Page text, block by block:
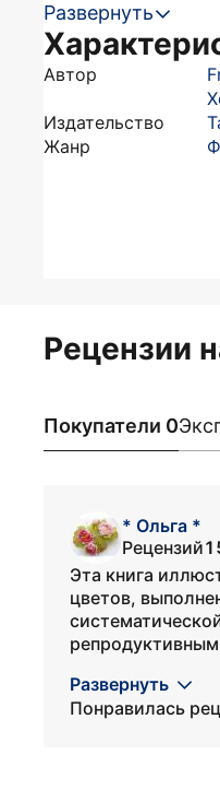
Развернуть
Автор
Издательство
Жанр
Рецензии
Покупатели 0
* Ольга *
Рецензий
Эта книга
цветов,
Развернуть
Понравилась